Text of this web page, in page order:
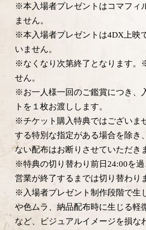
※本入場者プレゼントはコマフィ
ません。
※本入場者プレゼントは4DX上映
いません。
※なくなり次第終了となります。
せん。
※お一人様一回のご鑑賞につき、
トを１枚お渡しします。
※チケット購入特典ではございま
する特別な指定がある場合を除き
ない配布はお断りさせていただき
※特典の切り替わり前日24:00を過
営業が終了するまでは切り替わり
※入場者プレゼント制作段階で生
や色ムラ、納品配布時に生じる軽
など、ビジュアルイメージを損な